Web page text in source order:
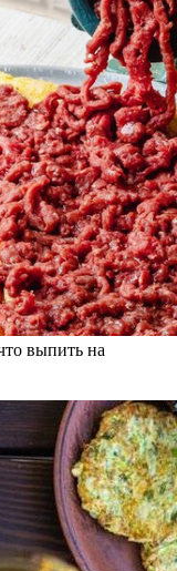
выпить на